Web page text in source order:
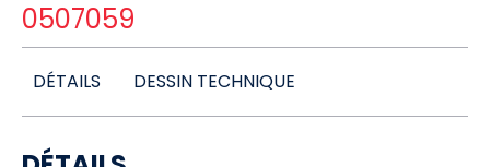
0507059
DÉTAILS DESSIN TECHNIQUE